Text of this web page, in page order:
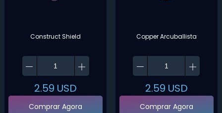
Construct Shield
2.59 USD
Comprar Agora
Copper Arcuballista
2.59 USD
Comprar Agora